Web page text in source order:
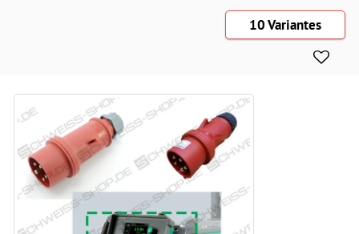
10 Variantes